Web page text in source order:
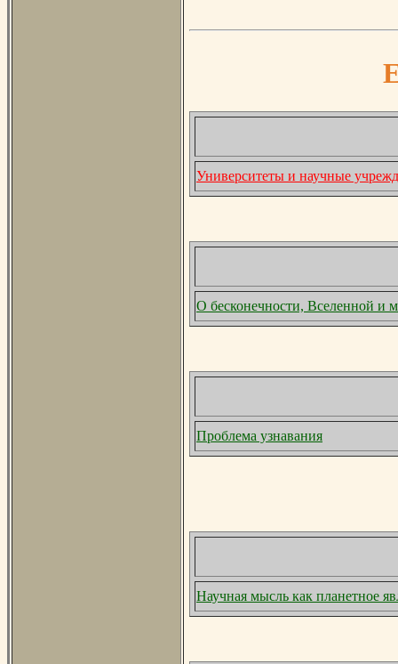
Университеты и научные
О бесконечности, Вселенной и
Проблема узнавания
Научная мысль как планетное